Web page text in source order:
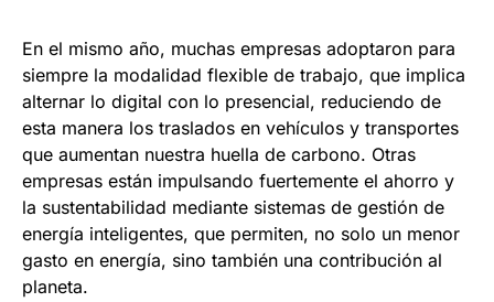
En el mismo año, muchas empresas adoptaron para
siempre la modalidad flexible de trabajo, que implica
alternar lo digital con lo presencial, reduciendo de
esta manera los traslados en vehículos y transportes
que aumentan nuestra huella de carbono. Otras
empresas están impulsando fuertemente el ahorro y
la sustentabilidad mediante sistemas de gestión de
energía inteligentes, que permiten, no solo un menor
gasto en energía, sino también una contribución al
planeta.